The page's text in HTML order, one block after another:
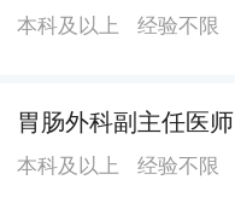
本科及以上 经验不限
胃肠外科副主任医师
本科及以上 经验不限